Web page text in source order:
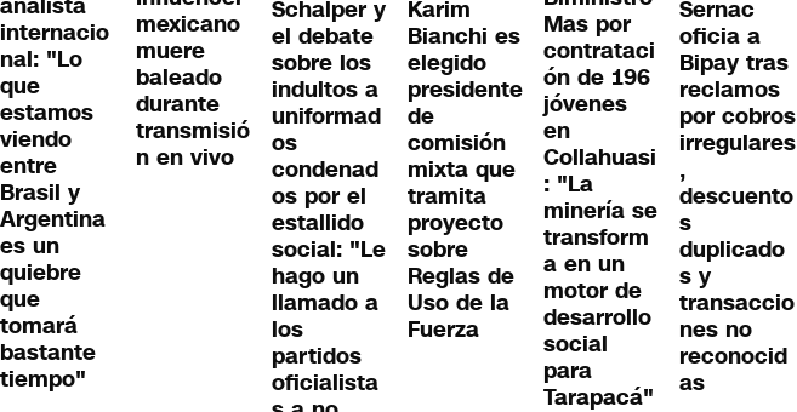
internacio
nal: "Lo
que
estamos
viendo
entre
Brasil y
Argentina
es un
quiebre
que
tomará
bastante
tiempo"
mexicano
muere
baleado
durante
transmisió
n en vivo
Schalper y
el debate
sobre los
indultos a
uniformad
os
condenad
os por el
estallido
social: "Le
hago un
llamado a
los
partidos
oficialista
Karim
Bianchi es
elegido
presidente
de
comisión
mixta que
tramita
proyecto
sobre
Reglas de
Uso de la
Fuerza
Mas por
contrataci
ón de 196
jóvenes
en
Collahuasi
: "La
minería se
transform
a en un
motor de
desarrollo
social
para
Tarapacá"
Sernac
oficia a
Bipay tras
reclamos
por cobros
irregulares
,
descuento
s
duplicado
s y
transaccio
nes no
reconocid
as